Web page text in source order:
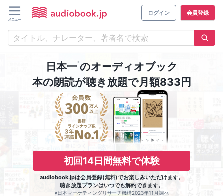
ログイン 会員登録
日本一※のオーディオブック
本の朗読が聴き放題で月額833円
初回14日間無料で体験
audiobook.jpは会員登録(無料)でお楽しみいただけます。
聴き放題プランはいつでも解約できます。
※日本マーケティングリサーチ機構2023年11月調べ